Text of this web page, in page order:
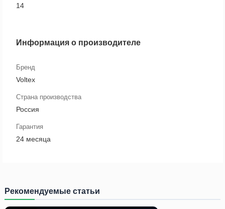
14
Информация о производителе
Бренд
Voltex
Страна производства
Россия
Гарантия
24 месяца
Рекомендуемые статьи